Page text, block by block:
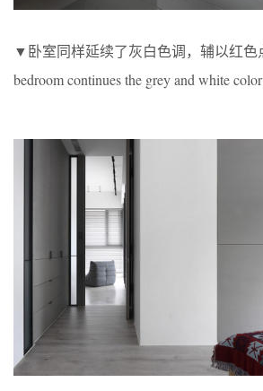
▼卧室同样延续了灰白色调，辅以红色
bedroom continues the grey and white color